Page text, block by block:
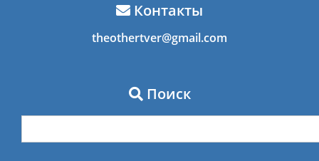
Контакты
theothertver@gmail.com
Поиск